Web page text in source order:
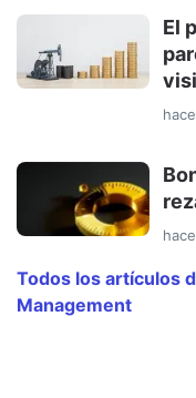
El
Todos los artículos
Management